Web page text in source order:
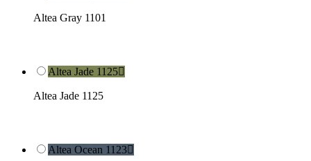
Altea Gray 1101
Altea Jade 1125
Altea Jade 1125
Altea Ocean 1123